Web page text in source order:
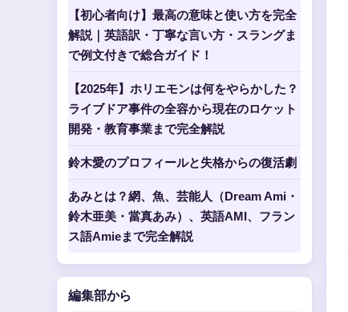
【初心者向け】最高の意味と使い方を完全
解説｜英語訳・丁寧な言い方・スラングま
で例文付きで総合ガイド！
【2025年】ホリエモンは何をやらかした？
ライブドア事件の全容から現在のロケット
開発・教育事業まで完全解説
鈴木愛のプロフィールと失格からの復活劇
あみとは？網、魚、芸能人（Dream Ami・
鈴木亜美・當真あみ）、英語AMI、フラン
ス語Amieまで完全解説
編集部から